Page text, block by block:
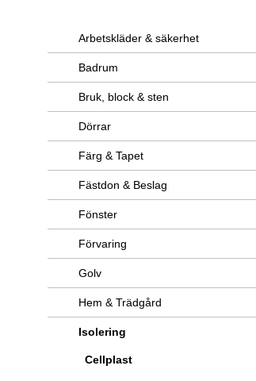
Arbetskläder & säkerhet
Badrum
Bruk, block & sten
Dörrar
Färg & Tapet
Fästdon & Beslag
Fönster
Förvaring
Golv
Hem & Trädgård
Isolering
Cellplast